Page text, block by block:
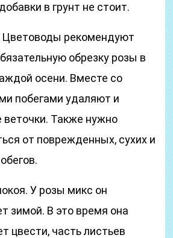
в грунт не стоит.
Цветоводы рекомендуют
обрезку розы в
осени. Вместе со
побегами удаляют и
Также нужно
от поврежденных, сухих и
У розы микс он
зимой. В это время она
цвести, часть листьев